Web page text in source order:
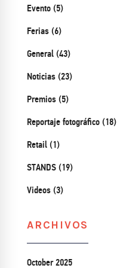
Evento (5)
Ferias (6)
General (43)
Noticias (23)
Premios (5)
Reportaje fotográfico (18)
Retail (1)
STANDS (19)
Videos (3)
ARCHIVOS
October 2025